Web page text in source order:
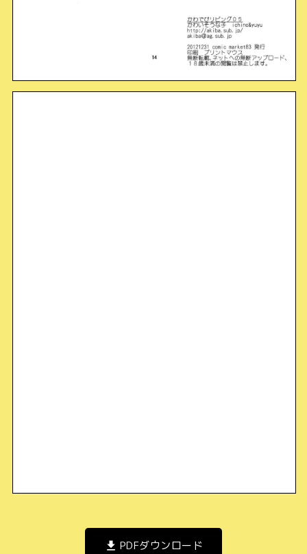
PDFダウンロード